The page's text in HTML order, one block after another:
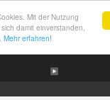
Mit der Nutzung
damit einverstanden,
Mehr erfahren!